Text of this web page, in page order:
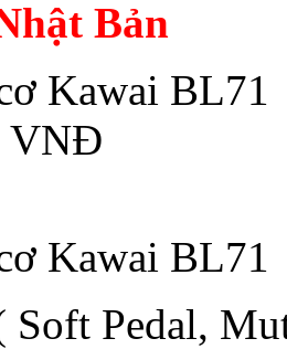
Bản
Kawai BL71
VNĐ
Kawai BL71
Soft Pedal,